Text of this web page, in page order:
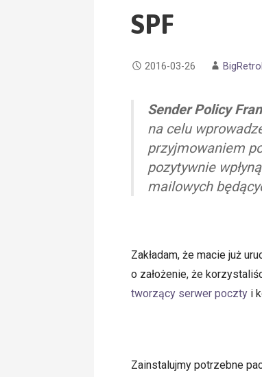
SPF
2016-03-26
Sender Policy
na celu
przyjmowaniem
pozytywnie
mailowych
Zakładam, że macie już
o założenie, że
tworzący serwer poczty i
Zainstalujmy potrzebne